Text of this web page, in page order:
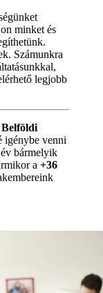
minket és
Számunkra
legjobb
Belföldi
igénybe venni
bármelyik
a +36